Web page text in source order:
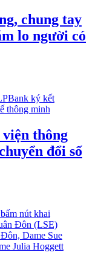
chung tay
lo người có
thông
đổi số